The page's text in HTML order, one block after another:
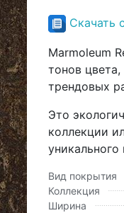
Скачать
Marmoleum
тонов
трендовых
Это
коллекции
уникального
Вид покрытия
Коллекция
Ширина